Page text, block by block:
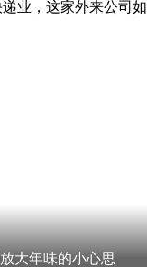
大年味的小心思